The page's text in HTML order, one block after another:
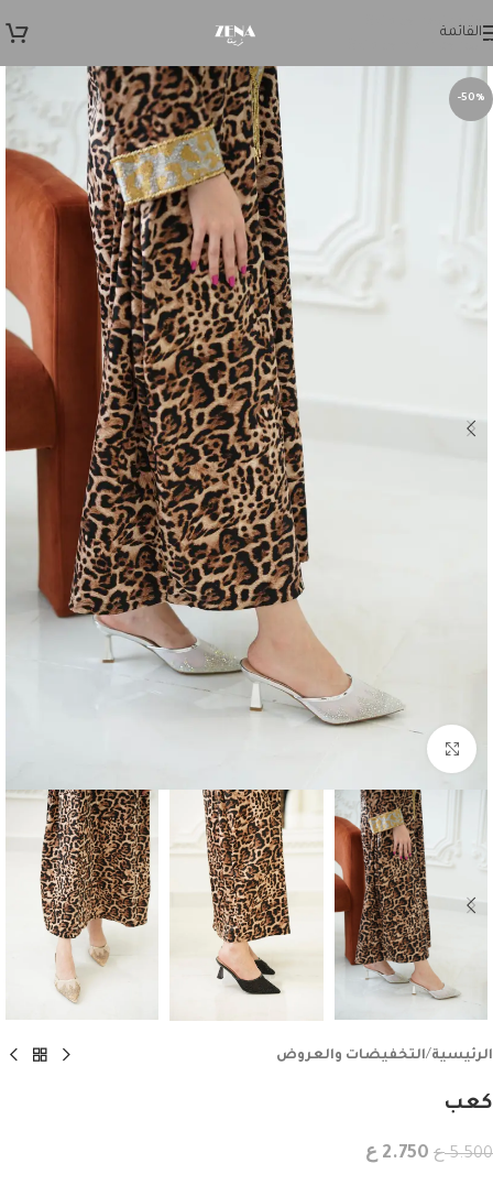
Skip to navigation
القائمة
-50%
الرئيسية/التخفيضات والعروض
كعب
5.500 ع 2.750 ع